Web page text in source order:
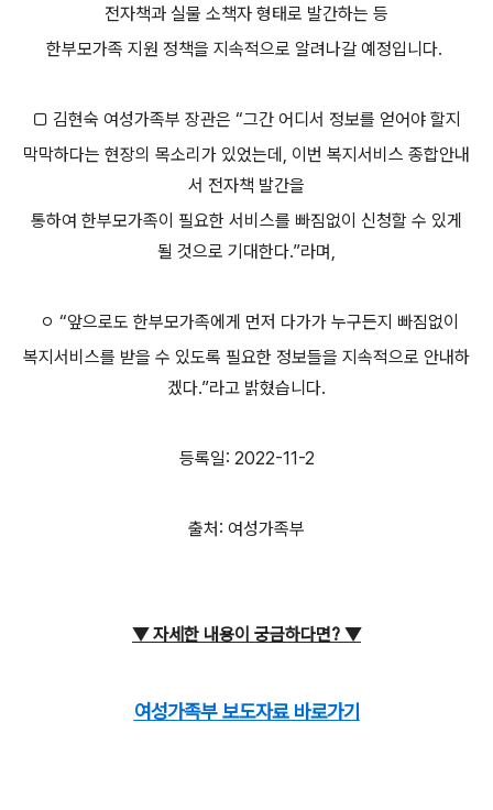
전자책과 실물 소책자 형태로 발간하는 등
한부모가족 지원 정책을 지속적으로 알려나갈 예정입니다.
□ 김현숙 여성가족부 장관은 “그간 어디서 정보를 얻어야 할지
막막하다는 현장의 목소리가 있었는데, 이번 복지서비스 종합안내
서 전자책 발간을
통하여 한부모가족이 필요한 서비스를 빠짐없이 신청할 수 있게
될 것으로 기대한다.”라며,
ㅇ “앞으로도 한부모가족에게 먼저 다가가 누구든지 빠짐없이
복지서비스를 받을 수 있도록 필요한 정보들을 지속적으로 안내하
겠다.”라고 밝혔습니다.
등록일: 2022-11-2
출처: 여성가족부
▼ 자세한 내용이 궁금하다면? ▼
여성가족부 보도자료 바로가기